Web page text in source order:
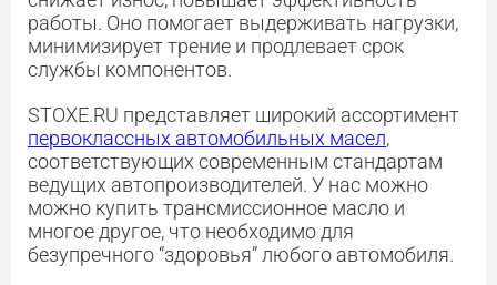
работы. Оно помогает выдерживать нагрузки,
минимизирует трение и продлевает срок
службы компонентов.
STOXE.RU представляет широкий ассортимент
первоклассных автомобильных масел,
соответствующих современным стандартам
ведущих автопроизводителей. У нас можно
можно купить трансмиссионное масло и
многое другое, что необходимо для
безупречного “здоровья” любого автомобиля.